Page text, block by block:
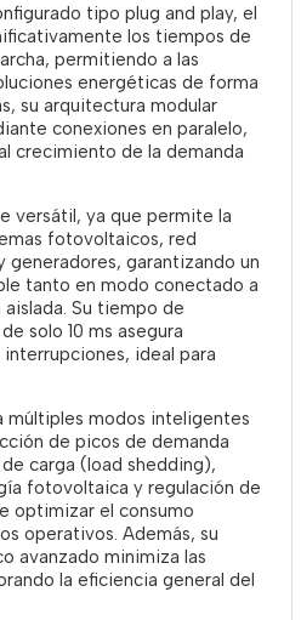
tipo plug and play, el
los tiempos de
permitiendo a las
energéticas de forma
su arquitectura modular
conexiones en paralelo,
crecimiento de la demanda
versátil, ya que permite la
fotovoltaicos, red
garantizando un
tanto en modo conectado a
Su tiempo de
solo 10 ms asegura
ideal para
múltiples modos inteligentes
de picos de demanda
carga (load shedding),
fotovoltaica y regulación de
optimizar el consumo
operativos. Además, su
avanzado minimiza las
la eficiencia general del